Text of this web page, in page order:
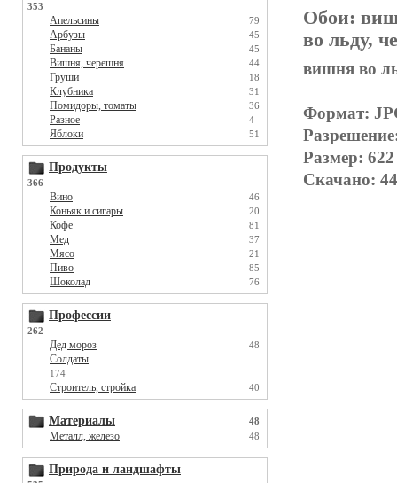
353
Апельсины 79
Арбузы 45
Бананы 45
Вишня, черешня 44
Груши 18
Клубника 31
Помидоры, томаты 36
Разное 4
Яблоки 51
Продукты
366
Вино 46
Коньяк и сигары 20
Кофе 81
Мед 37
Мясо 21
Пиво 85
Шоколад 76
Профессии
262
Дед мороз 48
Солдаты
174
Строитель, стройка 40
Материалы 48
Металл, железо 48
Природа и ландшафты
Обои:
во льду,
вишня во
Формат:
Размер:
Скачано: